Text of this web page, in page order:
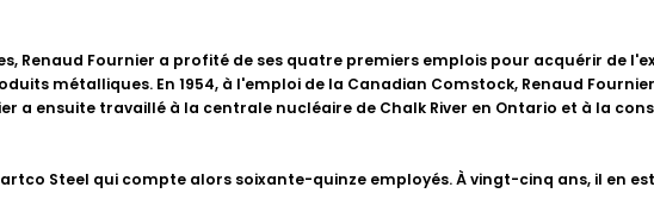
Renaud Fournier a profité de ses quatre premiers emplois pour acquérir de
métalliques. En 1954, à l'emploi de la Canadian Comstock, Renaud
a ensuite travaillé à la centrale nucléaire de Chalk River en Ontario et à la
Steel qui compte alors soixante-quinze employés. À vingt-cinq ans, il en